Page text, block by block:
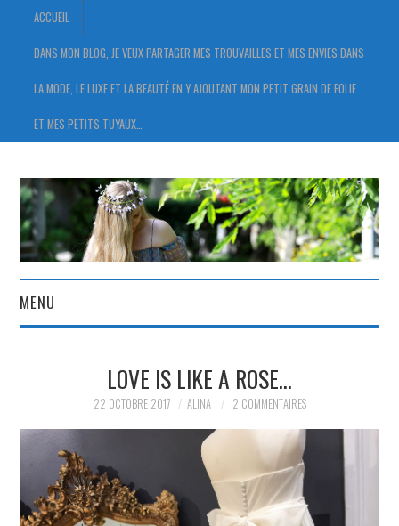
ACCUEIL
DANS MON BLOG, JE VEUX PARTAGER MES TROUVAILLES ET MES ENVIES DANS
LA MODE, LE LUXE ET LA BEAUTÉ EN Y AJOUTANT MON PETIT GRAIN DE FOLIE
ET MES PETITS TUYAUX…
MENU
DANS MON BLOG, JE VEUX
PARTAGER MES
TROUVAILLES ET MES
LOVE IS LIKE A ROSE…
22 OCTOBRE 2017 ALINA 2 COMMENTAIRES